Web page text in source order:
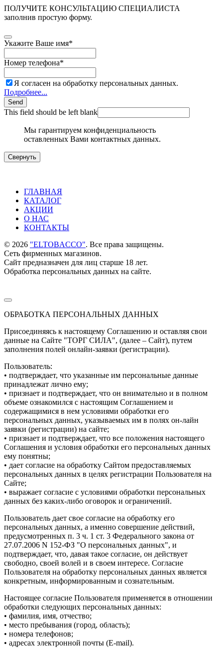
ПОЛУЧИТЕ КОНСУЛЬТАЦИЮ СПЕЦИАЛИСТА
заполнив простую форму.
Укажите Ваше имя*
Номер телефона*
Я согласен на обработку персональных данных.
Подробнее...
Send
This field should be left blank
Мы гарантируем конфиденциальность
оставленных Вами контактных данных.
Свернуть
ГЛАВНАЯ
КАТАЛОГ
АКЦИИ
О НАС
КОНТАКТЫ
© 2026 "ELTOBACCO". Все права защищены.
Сеть фирменных магазинов.
Сайт предназначен для лиц старше 18 лет.
Обработка персональных данных на сайте.
ОБРАБОТКА ПЕРСОНАЛЬНЫХ ДАННЫХ
Присоединяясь к настоящему Соглашению и оставляя свои
данные на Сайте "ТОРГ СИЛА", (далее – Сайт), путем
заполнения полей онлайн-заявки (регистрации).
Пользователь:
• подтверждает, что указанные им персональные данные
принадлежат лично ему;
• признает и подтверждает, что он внимательно и в полном
объеме ознакомился с настоящим Соглашением и
содержащимися в нем условиями обработки его
персональных данных, указываемых им в полях он-лайн
заявки (регистрации) на сайте;
• признает и подтверждает, что все положения настоящего
Соглашения и условия обработки его персональных данных
ему понятны;
• дает согласие на обработку Сайтом предоставляемых
персональных данных в целях регистрации Пользователя на
Сайте;
• выражает согласие с условиями обработки персональных
данных без каких-либо оговорок и ограничений.
Пользователь дает свое согласие на обработку его
персональных данных, а именно совершение действий,
предусмотренных п. 3 ч. 1 ст. 3 Федерального закона от
27.07.2006 N 152-ФЗ "О персональных данных", и
подтверждает, что, давая такое согласие, он действует
свободно, своей волей и в своем интересе. Согласие
Пользователя на обработку персональных данных является
конкретным, информированным и сознательным.
Настоящее согласие Пользователя применяется в отношении
обработки следующих персональных данных:
• фамилия, имя, отчество;
• место пребывания (город, область);
• номера телефонов;
• адресах электронной почты (E-mail).